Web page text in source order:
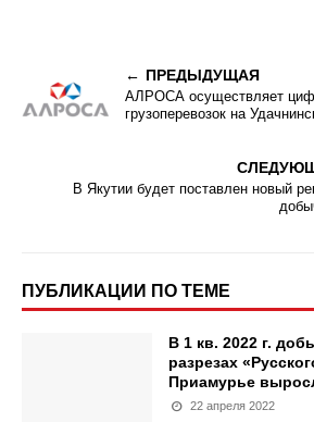
ПРЕДЫДУЩАЯ
АЛРОСА осуществляет
грузоперевозок на
В Якутии будет поставлен новый
ПУБЛИКАЦИИ ПО ТЕМЕ
В 1 кв. 2022 г.
разрезах
Приамурье
22 апреля 2022